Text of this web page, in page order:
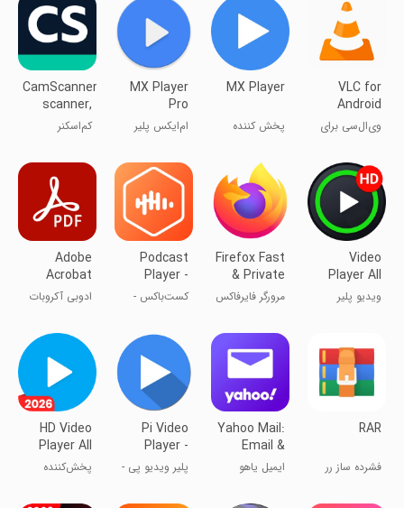
VLC for
Android
وی‌ال‌سی برای
MX Player
پخش کننده
MX Player
Pro
ام‌ایکس پلیر
CamScanner-
scanner,
PDF maker
کم‌اسکنر
Video
Player All
Format
ویدیو پلیر
Firefox Fast
& Private
Browser
مرورگر فایرفاکس
Podcast
Player -
Castbox
کست‌باکس -
پادکست
Adobe
Acrobat
Reader:
Edit PDF
ادوبی آکروبات
RAR
فشرده ساز رر
Yahoo Mail:
Email &
Planner
ایمیل یاهو
Pi Video
Player -
Media
Player
پلیر ویدیو پی -
HD Video
Player All
Format
پخش‌کننده
فرمت‌ها